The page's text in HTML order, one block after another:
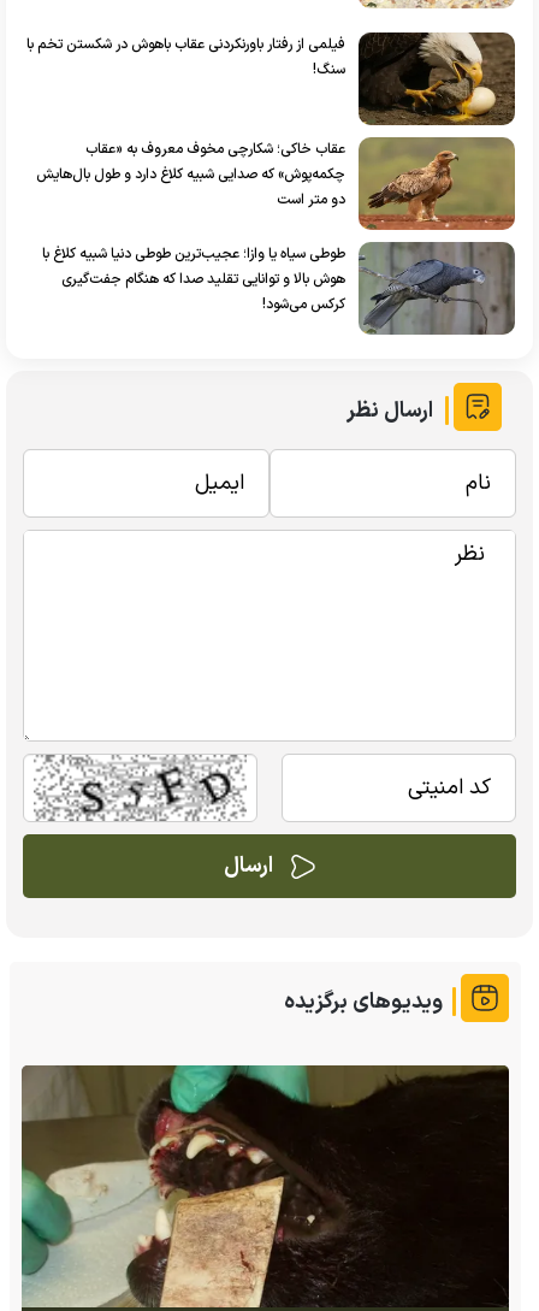
فیلمی از رفتار باورنکردنی عقاب باهوش در شکستن تخم با
سنگ!
عقاب خاکی؛ شکارچی مخوف معروف به «عقاب
چکمه‌پوش» که صدایی شبیه کلاغ دارد و طول بال‌هایش
دو متر است
طوطی سیاه یا وازا؛ عجیب‌ترین طوطی دنیا شبیه کلاغ با
هوش بالا و توانایی تقلید صدا که هنگام جفت‌گیری
کرکس می‌شود!
ارسال نظر
ویدیوهای برگزیده